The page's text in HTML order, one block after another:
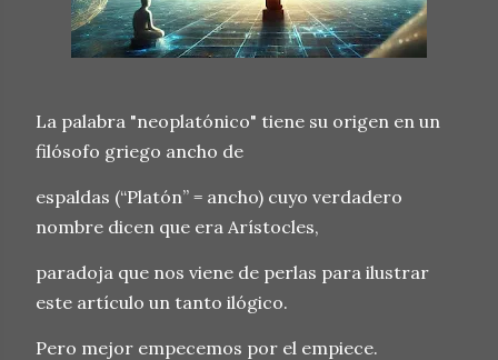
La palabra "neoplatónico" tiene su origen en un
filósofo griego ancho de
espaldas (“Platón” = ancho) cuyo verdadero
nombre dicen que era Arístocles,
paradoja que nos viene de perlas para ilustrar
este artículo un tanto ilógico.
Pero mejor empecemos por el empiece.